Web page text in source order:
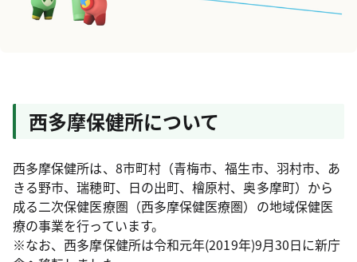
西多摩保健所について
西多摩保健所は、8市町村（青梅市、福生市、羽村市、あ
きる野市、瑞穂町、日の出町、檜原村、奥多摩町）から
成る二次保健医療圏（西多摩保健医療圏）の地域保健医
療の事業を行っています。
※なお、西多摩保健所は令和元年(2019年)9月30日に新庁